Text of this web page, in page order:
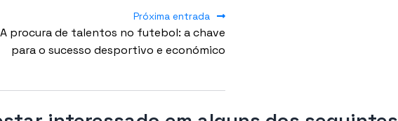
Próxima entrada
A procura de talentos no futebol: a chave
para o sucesso desportivo e económico